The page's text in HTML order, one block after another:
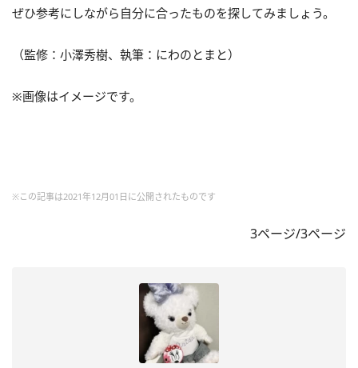
ぜひ参考にしながら自分に合ったものを探してみましょう。
（監修：小澤秀樹、執筆：にわのとまと）
※画像はイメージです。
※この記事は2021年12月01日に公開されたものです
3ページ/3ページ